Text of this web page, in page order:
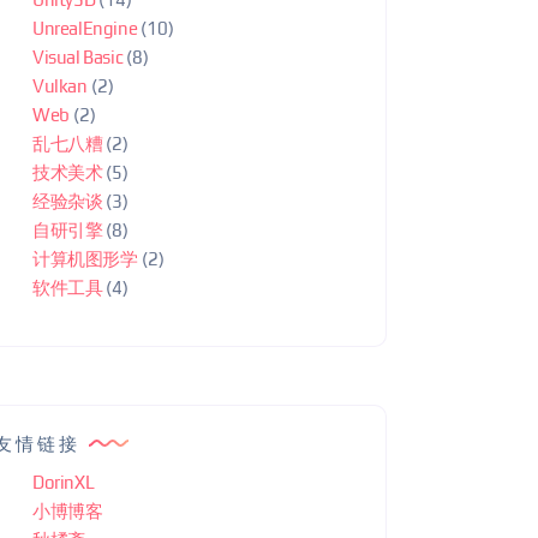
UnrealEngine (10)
Visual Basic(8)
Vulkan (2)
Web (2)
乱七八糟(2)
技术美术(5)
经验杂谈 (3)
自研引擎 (8)
计算机图形学 (2)
软件工具(4)
情链接
DorinXL
小博博客